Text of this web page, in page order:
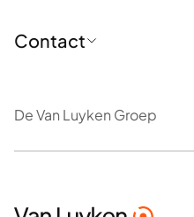
Trainingen en opleidingen
Over ons
Contact
De Van Luyken Groep